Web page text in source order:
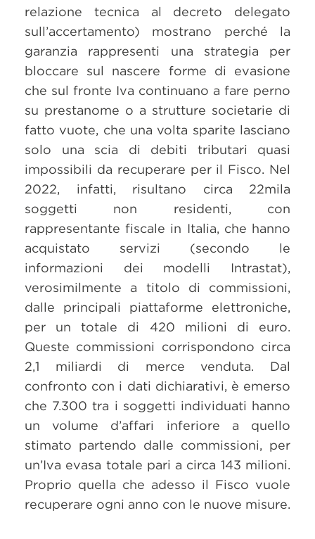
relazione tecnica al decreto delegato
sull’accertamento) mostrano perché la
garanzia rappresenti una strategia per
bloccare sul nascere forme di evasione
che sul fronte Iva continuano a fare perno
su prestanome o a strutture societarie di
fatto vuote, che una volta sparite lasciano
solo una scia di debiti tributari quasi
impossibili da recuperare per il Fisco. Nel
2022, infatti, risultano circa 22mila
soggetti non residenti, con
rappresentante fiscale in Italia, che hanno
acquistato servizi (secondo le
informazioni dei modelli Intrastat),
verosimilmente a titolo di commissioni,
dalle principali piattaforme elettroniche,
per un totale di 420 milioni di euro.
Queste commissioni corrispondono circa
2,1 miliardi di merce venduta. Dal
confronto con i dati dichiarativi, è emerso
che 7.300 tra i soggetti individuati hanno
un volume d’affari inferiore a quello
stimato partendo dalle commissioni, per
un’Iva evasa totale pari a circa 143 milioni.
Proprio quella che adesso il Fisco vuole
recuperare ogni anno con le nuove misure.